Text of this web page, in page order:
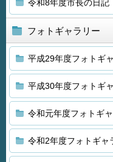
令和8年度市長の日記
フォトギャラリー
平成29年度フォトギ
平成30年度フォトギ
令和元年度フォトギ
令和2年度フォトギャ